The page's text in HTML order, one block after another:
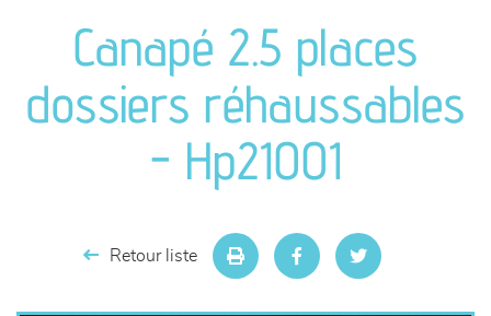
séjours
meubles de complément
chambres et dressing
Canapé 2.5 places
dossiers réhaussables
- Hp21001
Retour liste